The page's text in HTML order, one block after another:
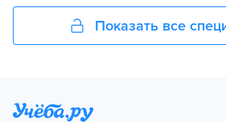
Показать все